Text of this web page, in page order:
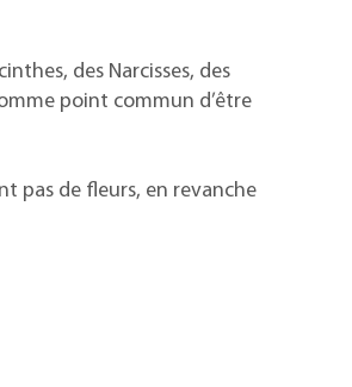
des Narcisses, des
point commun d’être
pas de fleurs, en revanche